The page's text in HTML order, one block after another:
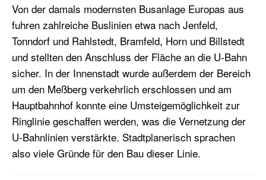
Von der damals modernsten Busanlage Europas aus
fuhren zahlreiche Buslinien etwa nach Jenfeld,
Tonndorf und Rahlstedt, Bramfeld, Horn und Billstedt
und stellten den Anschluss der Fläche an die U-Bahn
sicher. In der Innenstadt wurde außerdem der Bereich
um den Meßberg verkehrlich erschlossen und am
Hauptbahnhof konnte eine Umsteigemöglichkeit zur
Ringlinie geschaffen werden, was die Vernetzung der
U-Bahnlinien verstärkte. Stadtplanerisch sprachen
also viele Gründe für den Bau dieser Linie.